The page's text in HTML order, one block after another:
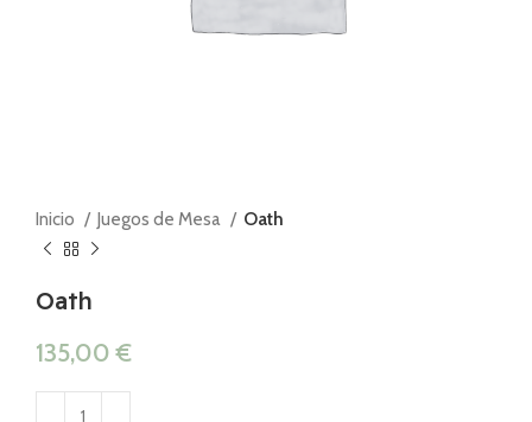
Inicio Juegos de Mesa Oath
Oath
135,00€